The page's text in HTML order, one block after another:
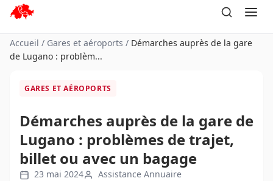
Aller
contenu
Accueil / Gares et aéroports / Démarches auprès de la gare
de Lugano : problèm...
GARES ET AÉROPORTS
Démarches auprès de la gare de
Lugano : problèmes de trajet,
billet ou avec un bagage
23 mai 2024
Assistance Annuaire